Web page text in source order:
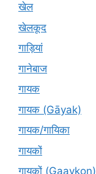
खेल
खेलकूद
गाड़ियां
गानेबाज
गायक
गायक (Gāyak)
गायक/गायिका
गायकों
गायकों (Gaaykon)